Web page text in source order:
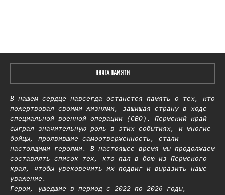
КНИГА ПАМЯТИ
В нашем сердце навсегда останется память о тех, кто
пожертвовал своими жизнями, защищая страну в ходе
специальной военной операции (СВО). Пермский край
сыграл значительную роль в этих событиях, и многие
бойцы, проявившие самоотверженность, стали
настоящими героями. В настоящее время мы продолжаем
составлять список тех, кто пал в бою из Пермского
края, чтобы увековечить их подвиг и выразить наше
уважение.
Герои, ушедшие в период с 2022 по 2026 годы,